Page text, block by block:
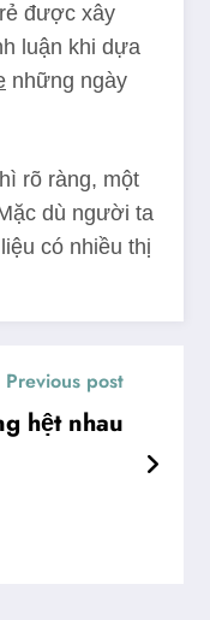
được xây
luận khi dựa
những ngày
rõ ràng, một
dù người ta
có nhiều thị
Previous post
hệt nhau